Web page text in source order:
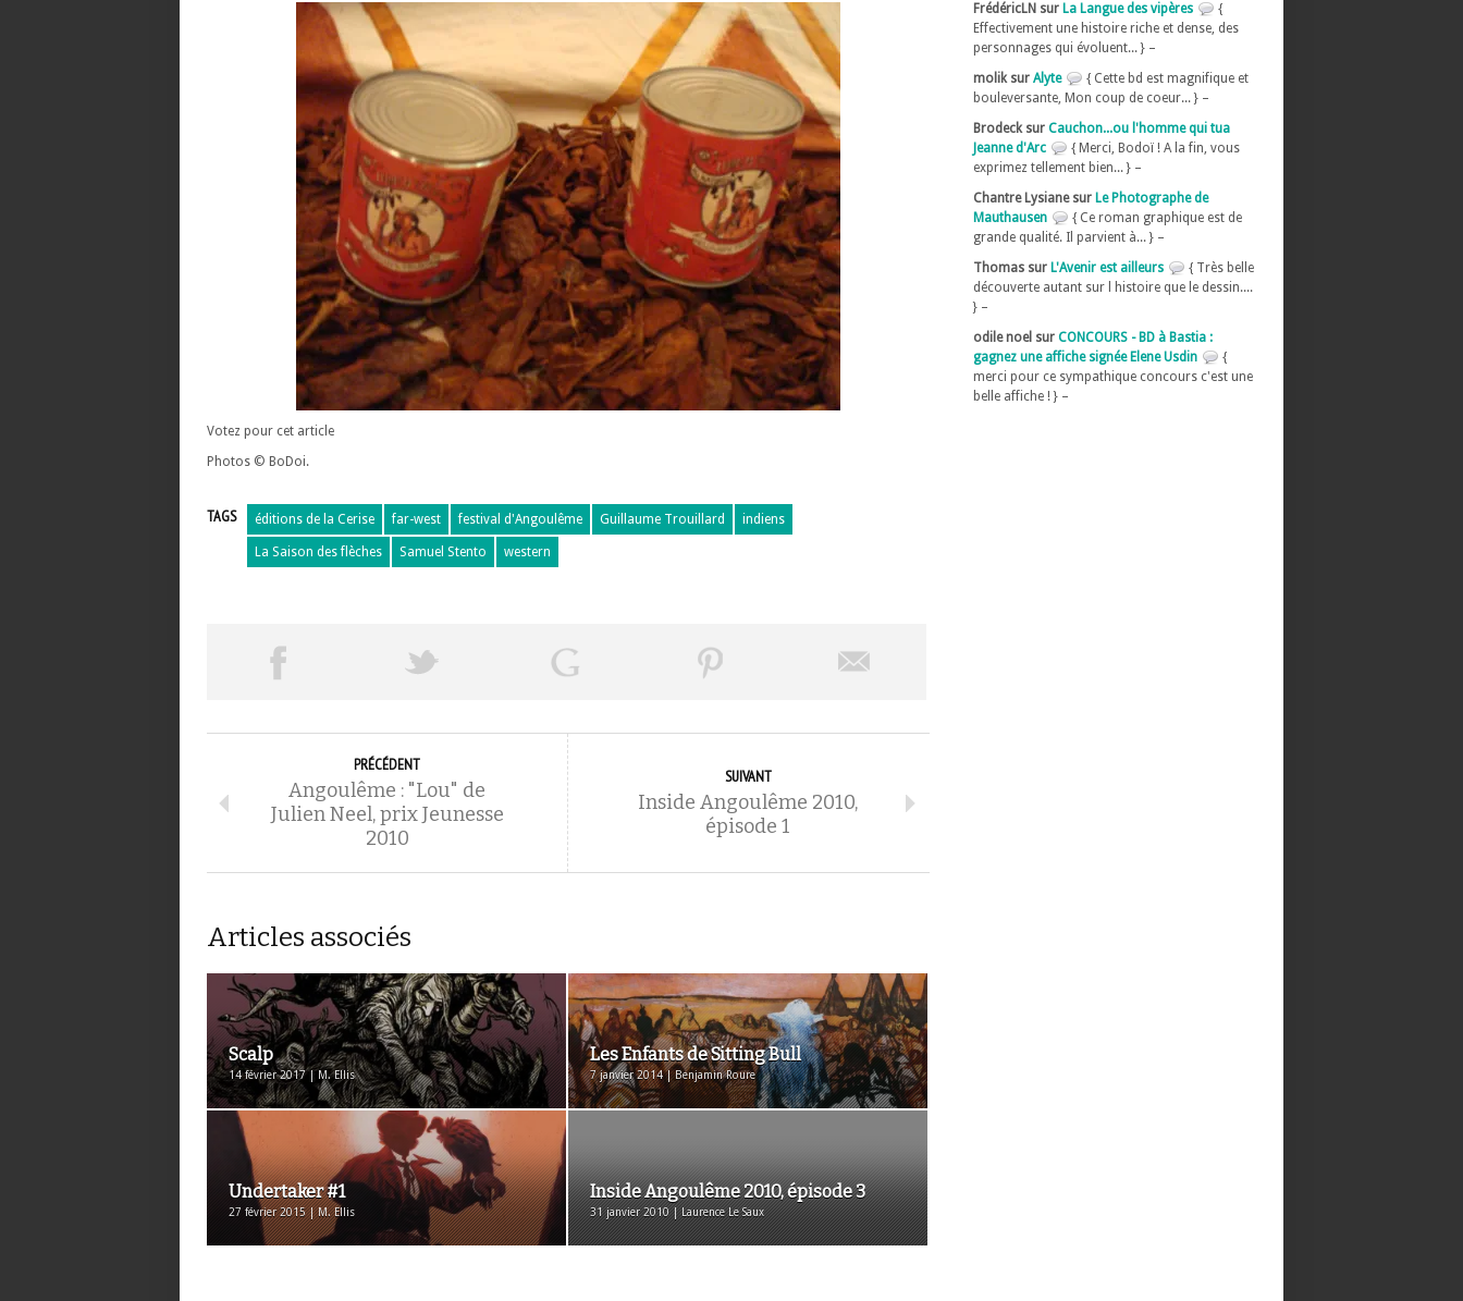
Votez pour cet article
Photos © BoDoi.
TAGS éditions de la Cerise far-west festival d'Angoulême Guillaume Trouillard indiens
La Saison des flèches Samuel Stento western
PRÉCÉDENT
Angoulême : "Lou" de
Julien Neel, prix Jeunesse
2010
SUIVANT
Inside Angoulême 2010,
épisode 1
Articles associés
Scalp
14 février 2017 | M. Ellis
Les Enfants de Sitting Bull
7 janvier 2014 | Benjamin Roure
Undertaker #1
27 février 2015 | M. Ellis
Inside Angoulême 2010, épisode 3
31 janvier 2010 | Laurence Le Saux
FrédéricLN sur La Langue des vipères
{
Effectivement une histoire riche et dense, des
personnages qui évoluent... } –
molik sur Alyte
{ Cette bd est magnifique et
bouleversante, Mon coup de coeur... } –
Brodeck sur Cauchon...ou l'homme qui tua
Jeanne d'Arc
{ Merci, Bodoï ! A la fin, vous
exprimez tellement bien... } –
Chantre Lysiane sur Le Photographe de
Mauthausen
{ Ce roman graphique est de
grande qualité. Il parvient à... } –
Thomas sur L'Avenir est ailleurs
{ Très belle
découverte autant sur l histoire que le dessin....
} –
odile noel sur CONCOURS - BD à Bastia :
gagnez une affiche signée Elene Usdin
{
merci pour ce sympathique concours c'est une
belle affiche ! } –